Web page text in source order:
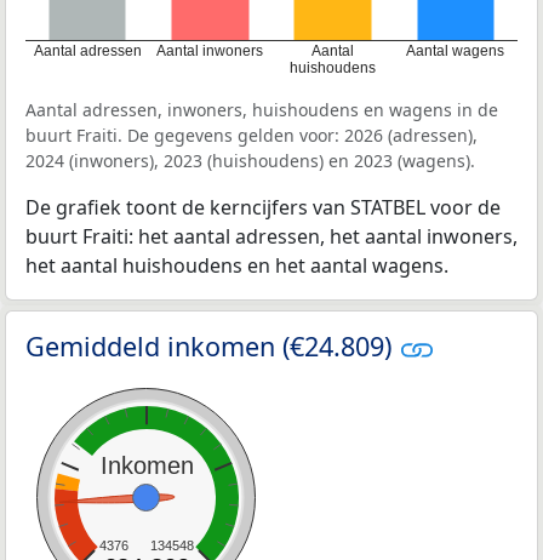
Aantal adressen Aantal inwoners
Aantal
huishoudens
Aantal wagens
Aantal adressen, inwoners, huishoudens en wagens in de
buurt Fraiti. De gegevens gelden voor: 2026 (adressen),
2024 (inwoners), 2023 (huishoudens) en 2023 (wagens).
De grafiek toont de kerncijfers van STATBEL voor de
buurt Fraiti: het aantal adressen, het aantal inwoners,
het aantal huishoudens en het aantal wagens.
Gemiddeld inkomen (€24.809)
Inkomen
4376 134548